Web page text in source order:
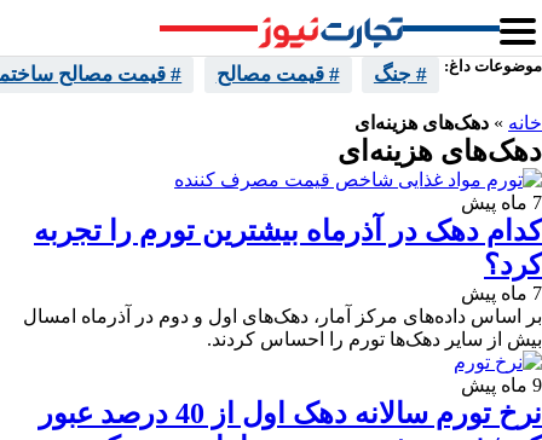
موضوعات داغ: # جنگ # قیمت مصالح # قیمت مصالح
خانه » دهک‌های هزینه‌ای
دهک‌های هزینه‌ای
7 ماه پیش
کدام دهک در آذرماه بیشترین تورم را تجربه
کرد؟
7 ماه پیش
بر اساس داده‌های مرکز آمار، دهک‌های اول و دوم در آذرماه امسال
بیش از سایر دهک‌ها تورم را احساس کردند.
9 ماه پیش
نرخ تورم سالانه دهک اول از 40 درصد عبور